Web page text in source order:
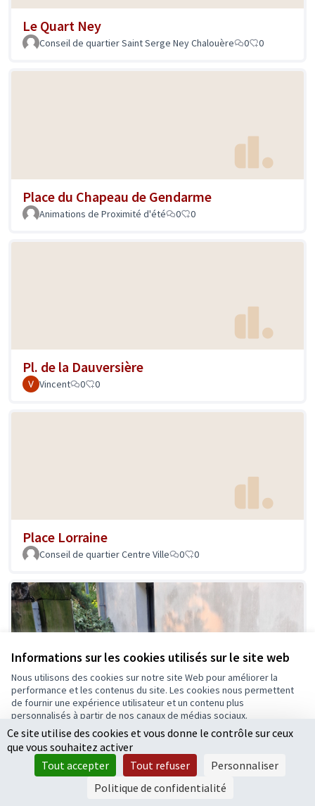
Informations sur les cookies utilisés sur le site web
Nous utilisons des cookies sur notre site Web pour améliorer la
performance et les contenus du site. Les cookies nous permettent
de fournir une expérience utilisateur et un contenu plus
personnalisés à partir de nos canaux de médias sociaux.
Tout accepter
Accepter seulement les cookies essentiels
Paramètres
Le Quart Ney
Conseil de quartier Saint Serge Ney Chalouère 0 0
Place du Chapeau de Gendarme
Animations de Proximité d'été 0 0
Pl. de la Dauversière
Vincent 0 0
Place Lorraine
Conseil de quartier Centre Ville 0 0
Ce site utilise des cookies et vous donne le contrôle sur ceux
que vous souhaitez activer
Tout accepter
Tout refuser
Personnaliser
Politique de confidentialité